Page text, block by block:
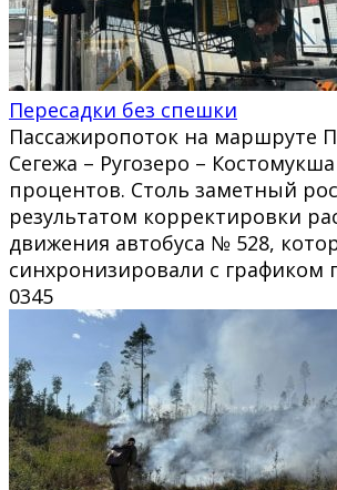
Пересадки без спешки
Пассажиропоток на маршруте
Сегежа – Ругозеро –
процентов. Столь заметный
результатом корректировки
движения автобуса № 528,
синхронизировали с графиком
0345